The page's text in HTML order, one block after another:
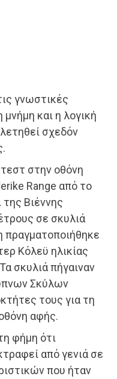
γνωστικές
και η λογική
σχεδόν
στην οθόνη
Range από το
Βιέννης
σε σκυλιά
πραγματοποιήθηκε
Κόλεϋ ηλικίας
σκυλιά πήγαιναν
Σκύλων
τους για τη
αφής.
φήμη ότι
από γενιά σε
που ήταν